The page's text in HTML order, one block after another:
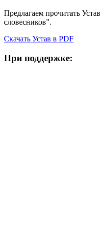
Предлагаем прочитать
словесников".
Скачать Устав в PDF
При поддержке: